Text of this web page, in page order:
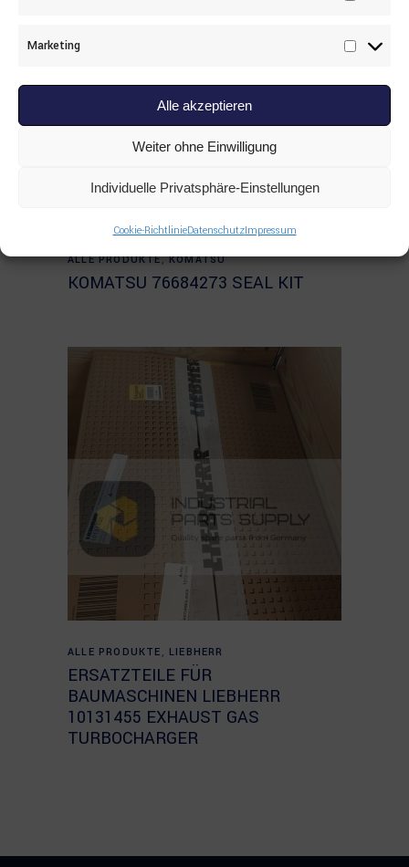
Marketing
Alle akzeptieren
Weiter ohne Einwilligung
Individuelle Privatsphäre-Einstellungen
Cookie-RichtlinieDatenschutzImpressum
ALLE PRODUKTE,KOMATSU
KOMATSU 76684273 SEAL KIT
Read more
ALLE PRODUKTE , LIEBHERR
ERSATZTEILE FÜR
BAUMASCHINEN LIEBHERR
10131455 EXHAUST GAS
TURBOCHARGER